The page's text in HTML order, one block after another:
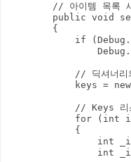
// 아이템 목록
public void
        {
if
// 딕셔너리
keys =
// Keys 리
for (int
            {
int
int